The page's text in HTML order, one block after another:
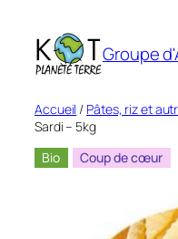
contenu
Groupe
Accueil / Pâtes, riz et
Sardi – 5kg
Bio
Coup de cœur